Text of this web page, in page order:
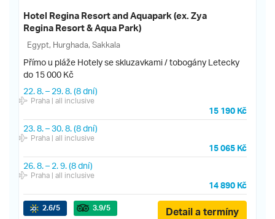
Hotel Regina Resort and Aquapark (ex. Zya
Regina Resort & Aqua Park)
Egypt, Hurghada, Sakkala
Přímo u pláže Hotely se skluzavkami / tobogány Letecky
do 15 000 Kč
22. 8.– 29. 8.(8 dní)
Praha| all inclusive
15 190 Kč
23. 8.–30. 8.(8 dní)
Praha| all inclusive
15 065 Kč
26. 8.– 2. 9.(8 dní)
Praha| all inclusive
14 890 Kč
2.6/5 3.9/5 Detail a termíny